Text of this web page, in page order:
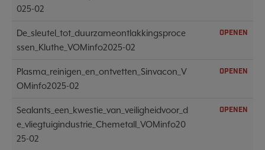
025-02
De_sleutel_tot_duurzameontlakkingsproce
ssen_Kluthe_VOMinfo2025-02
OPENEN
Plasma_reinigen_en_ontvetten_Sinvacon_V
OMinfo2025-02
OPENEN
Sealants_een_kwestie_van_veiligheidvoor_d
e_vliegtuigindustrie_Chemetall_VOMinfo20
25-02
OPENEN